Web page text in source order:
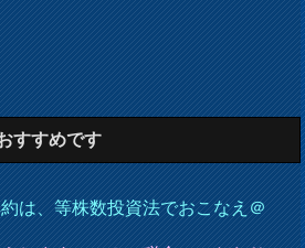
すすめです
は、等株数投資法でおこなえ＠